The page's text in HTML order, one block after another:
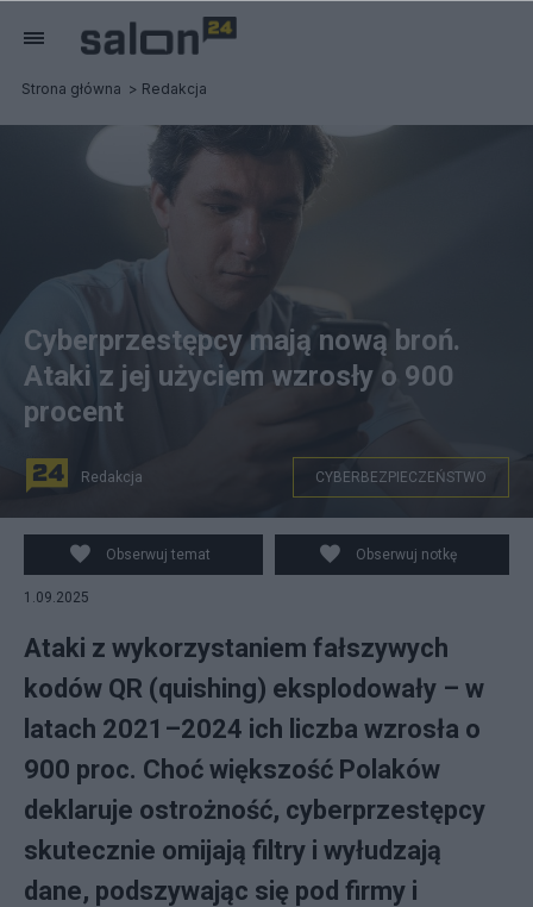
Strona główna Redakcja
Zdjęcie dodane przez SHVETS production, Pexels
Cyberprzestępcy mają nową broń.
Ataki z jej użyciem wzrosły o 900
procent
Redakcja CYBERBEZPIECZEŃSTWO
Obserwuj temat Obserwuj notkę
1.09.2025
Ataki z wykorzystaniem fałszywych
kodów QR (quishing) eksplodowały – w
latach 2021–2024 ich liczba wzrosła o
900 proc. Choć większość Polaków
deklaruje ostrożność, cyberprzestępcy
skutecznie omijają filtry i wyłudzają
dane, podszywając się pod firmy i